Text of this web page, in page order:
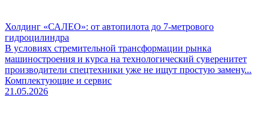
Холдинг «САЛЕО»: от автопилота до 7-метрового
гидроцилиндра
В условиях стремительной трансформации рынка
машиностроения и курса на технологический суверенитет
производители спецтехники уже не ищут простую замену...
Комплектующие и сервис
21.05.2026